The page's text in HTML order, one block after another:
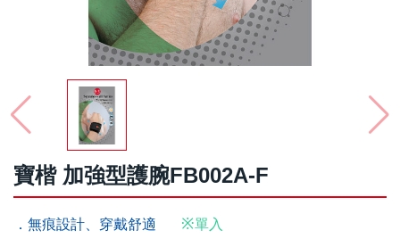
寶楷 加強型護腕FB002A-F
．無痕設計、穿戴舒適 ※單入